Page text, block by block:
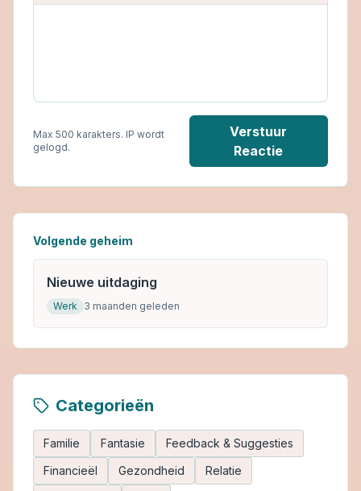
Max 500 karakters. IP wordt
gelogd.
Verstuur
Reactie
Volgende geheim
Nieuwe uitdaging
Werk 3 maanden geleden
Categorieën
Familie Fantasie
Feedback & Suggesties
Financieël
Gezondheid
Relatie